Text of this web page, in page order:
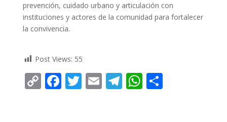
prevención, cuidado urbano y articulación con
instituciones y actores de la comunidad para fortalecer
la convivencia.
Post Views: 55
C F T E T W C